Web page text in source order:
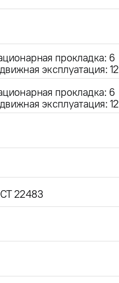
прокладка: 6
эксплуатация: 12
прокладка: 6
эксплуатация: 12
22483